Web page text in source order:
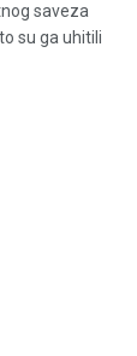
saveza
su ga uhitili